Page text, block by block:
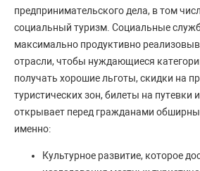
предпринимательского дела, в том
социальный туризм. Социальные
максимально продуктивно
отрасли, чтобы нуждающиеся
получать хорошие льготы, скидки на
туристических зон, билеты на путевки
открывает перед гражданами
именно:
Культурное развитие, которое